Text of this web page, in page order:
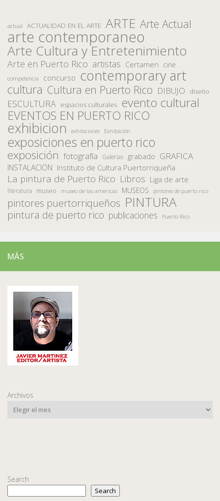
actual ACTUALIDAD EN EL ARTE ARTE Arte Actual
arte contemporaneo
Arte Cultura y Entretenimiento
Arte en Puerto Rico artistas Certamen cine
competencia concurso contemporary art
cultura Cultura en Puerto Rico DIBUJO diseño
ESCULTURA espacios culturales evento cultural
EVENTOS EN PUERTO RICO
exhibicion exhibiciones Exhibición
exposiciones en puerto rico
exposición fotografía Galerias grabado GRAFICA
INSTALACION Instituto de Cultura Puertorriqueña
La pintura de Puerto Rico Libros Liga de arte
literatura museo museo de las americas MUSEOS pintores de puerto rico
pintores puertorriqueños PINTURA
pintura de puerto rico publicaciones Puerto Rico
MÁS
Archivos
Search
Search